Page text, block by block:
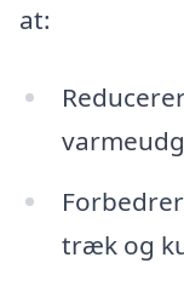
at:
træk og